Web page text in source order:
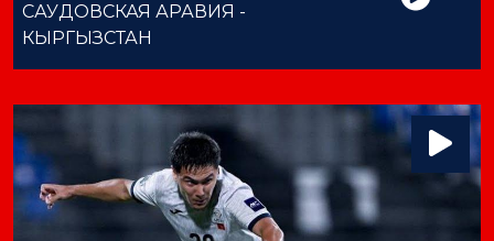
САУДОВСКАЯ АРАВИЯ -
КЫРГЫЗСТАН